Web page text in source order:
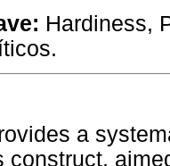
Hardiness,
a
construct,